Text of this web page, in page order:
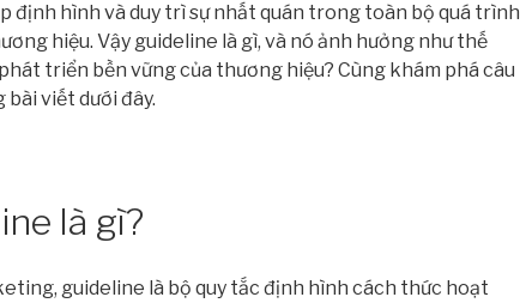
định hình và duy trì sự nhất quán trong toàn bộ quá trình
hiệu. Vậy guideline là gì, và nó ảnh hưởng như thế
triển bền vững của thương hiệu? Cùng khám phá câu
viết dưới đây.
là gì?
guideline là bộ quy tắc định hình cách thức hoạt